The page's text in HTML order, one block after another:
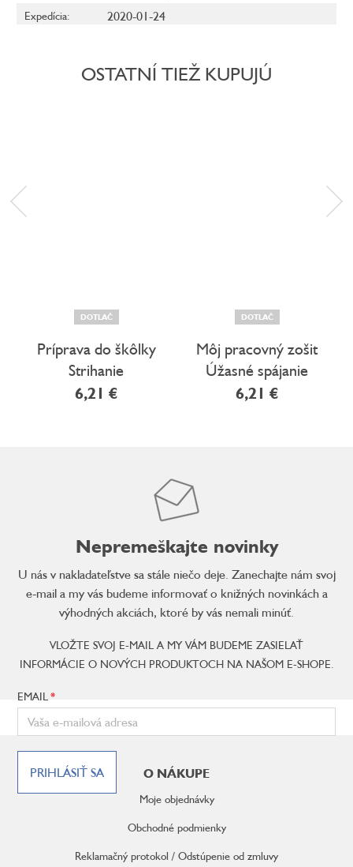
Expedícia: 2020-01-24
OSTATNÍ TIEŽ KUPUJÚ
DOTLAČ
Príprava do škôlky
Strihanie
6,21 €
DOTLAČ
Môj pracovný zošit
Úžasné spájanie
6,21 €
Nepremeškajte novinky
U nás v nakladateľstve sa stále niečo deje. Zanechajte nám svoj
e-mail a my vás budeme informovať o knižných novinkách a
výhodných akciách, ktoré by vás nemali minúť.
VLOŽTE SVOJ E-MAIL A MY VÁM BUDEME ZASIELAŤ
INFORMÁCIE O NOVÝCH PRODUKTOCH NA NAŠOM E-SHOPE.
EMAIL
PRIHLÁSIŤ SA O NÁKUPE
Moje objednávky
Obchodné podmienky
Reklamačný protokol / Odstúpenie od zmluvy